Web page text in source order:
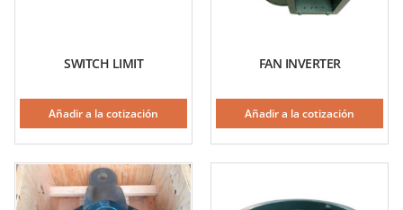
SWITCH LIMIT
Añadir a la cotización
FAN INVERTER
Añadir a la cotización